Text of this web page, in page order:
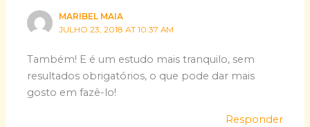
MARIBEL MAIA
JULHO 23, 2018 AT 10:37 AM
Também! E é um estudo mais tranquilo, sem
resultados obrigatórios, o que pode dar mais
gosto em fazê-lo!
Responder